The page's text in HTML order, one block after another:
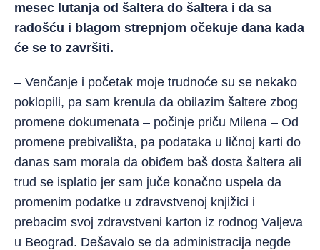
mesec lutanja od šaltera do šaltera i da sa
radošću i blagom strepnjom očekuje dana kada
će se to završiti.
– Venčanje i početak moje trudnoće su se nekako
poklopili, pa sam krenula da obilazim šaltere zbog
promene dokumenata – počinje priču Milena – Od
promene prebivališta, pa podataka u ličnoj karti do
danas sam morala da obiđem baš dosta šaltera ali
trud se isplatio jer sam juče konačno uspela da
promenim podatke u zdravstvenoj knjižici i
prebacim svoj zdravstveni karton iz rodnog Valjeva
u Beograd. Dešavalo se da administracija negde